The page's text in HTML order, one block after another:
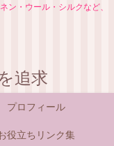
ン・ウール・シルクなど、
追求
プロフィール
役立ちリンク集